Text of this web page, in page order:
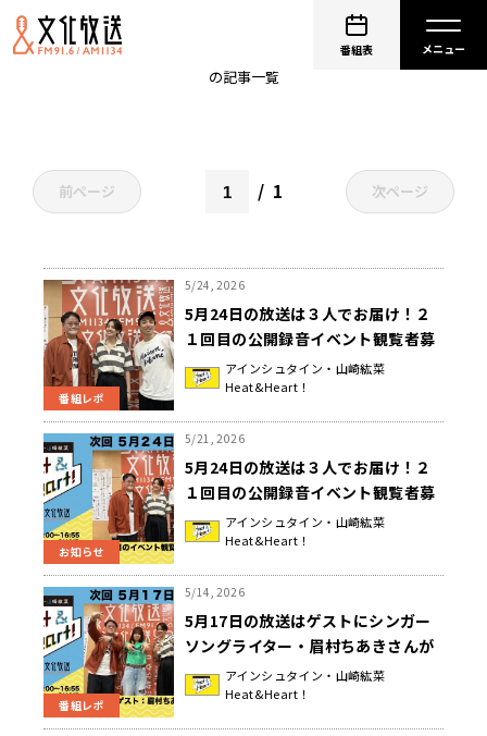
番組表
の記事一覧
前ページ 1 次ページ
番組レポ
5/24, 2026
5月24日の放送は３人でお届け！２
１回目の公開録音イベント観覧者募
集が今日まで！『アインシュタイ
ン・山崎紘菜 Heat&Heart!』
アインシュタイン・山崎紘菜
Heat&Heart！
お知らせ
5/21, 2026
5月24日の放送は３人でお届け！２
１回目の公開録音イベント観覧者募
集中！『アインシュタイン・山崎紘
菜 Heat&Heart!』
アインシュタイン・山崎紘菜
Heat&Heart！
番組レポ
5/14, 2026
5月17日の放送はゲストにシンガー
ソングライター・眉村ちあきさんが
登場！公開録音イベント観覧者募集
中！『アインシュタイン・山崎紘菜
アインシュタイン・山崎紘菜
Heat&Heart！